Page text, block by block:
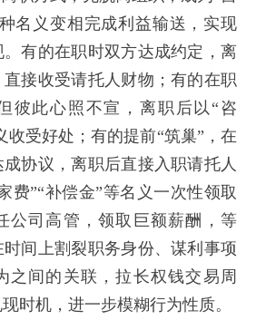
名义变相完成利益输送，实现
有的在职时双方达成约定，离
接收受请托人财物；有的在职
彼此心照不宣，离职后以“咨
收受好处；有的提前“筑巢”，在
协议，离职后直接入职请托人
费”“补偿金”等名义一次性领取
公司高管，领取巨额薪酬，等
间上割裂职务身份、谋利事项
之间的关联，拉长权钱交易周
时机，进一步模糊行为性质。